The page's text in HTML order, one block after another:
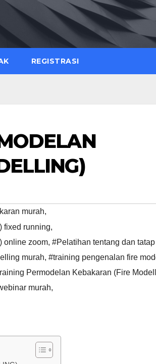
REGISTRASI
murah,
fixed running,
online zoom, #Pelatihan tentang dan
murah, #training pengenalan fire
Permodelan Kebakaran (Fire
murah,